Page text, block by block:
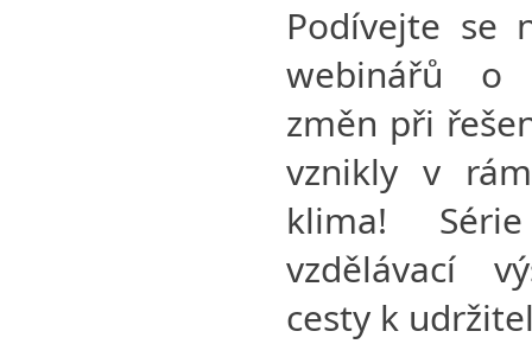
Podívejte se
webinářů o
změn při
vznikly v
klima!
vzdělávací
cesty k